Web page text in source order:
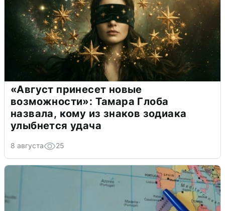
«Август принесет новые
возможности»: Тамара Глоба
назвала, кому из знаков зодиака
улыбнется удача
8 августа 25